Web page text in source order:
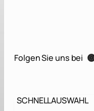
s
e
Folgen Sie uns bei Instagram
SCHNELLAUSWAHL